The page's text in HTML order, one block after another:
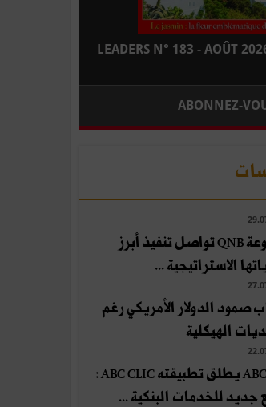
LEADERS N° 183 - AOÛT
ABONNEZ-
مجموعة QNB تواصل تنفيذ أبرز
الاستراتيجية ...
صمود الدولار الأمريكي رغم
الهيكلية
بنك ABC يطلق تطبيقته ABC CLIC :
جديد للخدمات البنكية ...